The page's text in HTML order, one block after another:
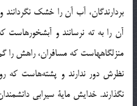
بردارندگان‌، آب‌ آن‌ را خشك‌
آن‌ را به‌ ته‌ نرسانند و آبشخورهاست‌
منزلگاههاست‌ كه‌ مسافران‌، راهش‌ را
نظرش‌ دور ندارند و پشته‌هاست‌ كه‌
نگذارند. خدايش‌ ماية‌ سيرابي‌